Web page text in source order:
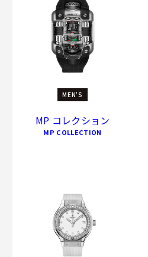
MEN'S
MP コレクション
MP COLLECTION